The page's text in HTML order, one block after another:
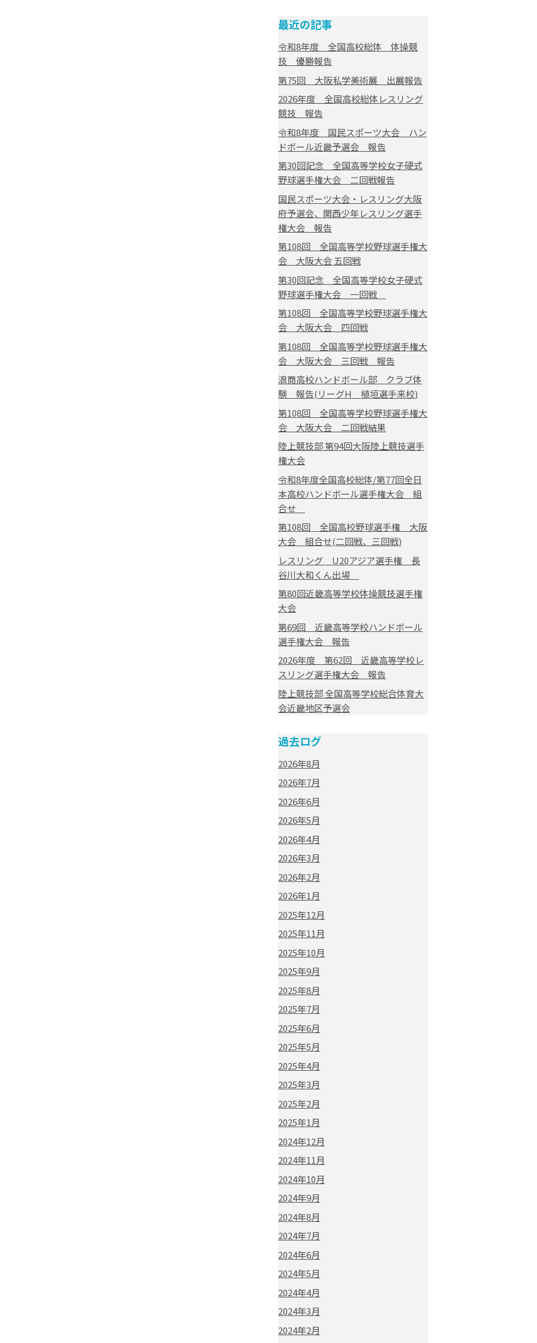
最近の記事
令和8年度 全国高校総体 体操競
技 優勝報告
第75回 大阪私学美術展 出展報告
2026年度 全国高校総体レスリング
競技 報告
令和8年度 国民スポーツ大会 ハン
ドボール近畿予選会 報告
第30回記念 全国高等学校女子硬式
野球選手権大会 二回戦報告
国民スポーツ大会・レスリング大阪
府予選会、関西少年レスリング選手
権大会 報告
第108回 全国高等学校野球選手権大
会 大阪大会 五回戦
第30回記念 全国高等学校女子硬式
野球選手権大会 一回戦
第108回 全国高等学校野球選手権大
会 大阪大会 四回戦
第108回 全国高等学校野球選手権大
会 大阪大会 三回戦 報告
浪商高校ハンドボール部 クラブ体
験 報告(リーグH 植垣選手来校)
第108回 全国高等学校野球選手権大
会 大阪大会 二回戦結果
陸上競技部 第94回大阪陸上競技選手
権大会
令和8年度全国高校総体/第77回全日
本高校ハンドボール選手権大会 組
合せ
第108回 全国高校野球選手権 大阪
大会 組合せ(二回戦、三回戦)
レスリング U20アジア選手権 長
谷川大和くん出場
第80回近畿高等学校体操競技選手権
大会
第69回 近畿高等学校ハンドボール
選手権大会 報告
2026年度 第62回 近畿高等学校レ
スリング選手権大会 報告
陸上競技部 全国高等学校総合体育大
会近畿地区予選会
過去ログ
2026年8月
2026年7月
2026年6月
2026年5月
2026年4月
2026年3月
2026年2月
2026年1月
2025年12月
2025年11月
2025年10月
2025年9月
2025年8月
2025年7月
2025年6月
2025年5月
2025年4月
2025年3月
2025年2月
2025年1月
2024年12月
2024年11月
2024年10月
2024年9月
2024年8月
2024年7月
2024年6月
2024年5月
2024年4月
2024年3月
2024年2月